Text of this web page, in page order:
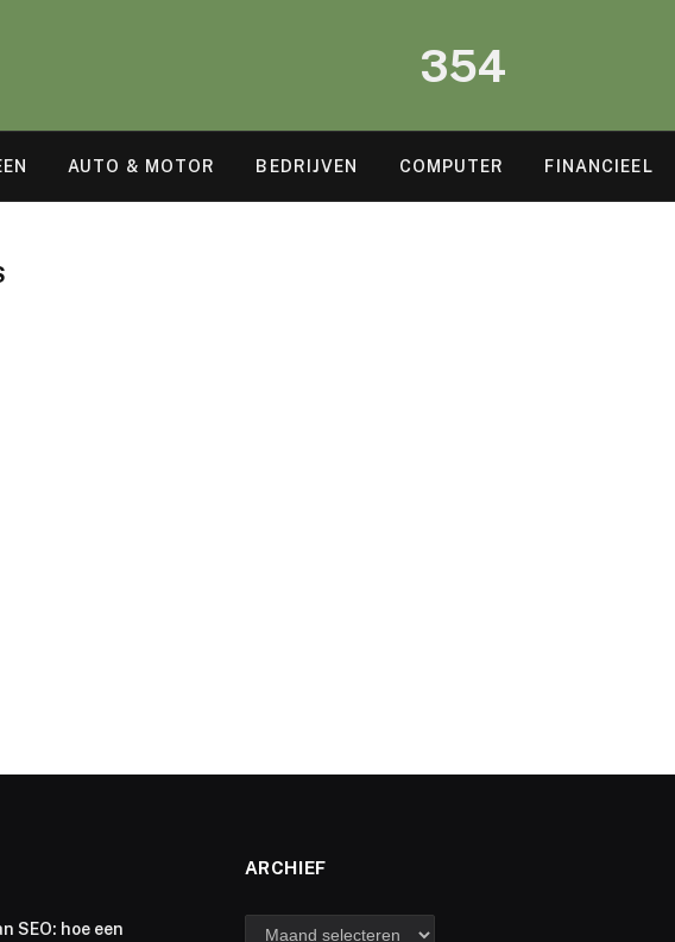
354
AUTO & MOTOR BEDRIJVEN COMPUTER FINANCIEEL
SEO: hoe een
ARCHIEF
archief